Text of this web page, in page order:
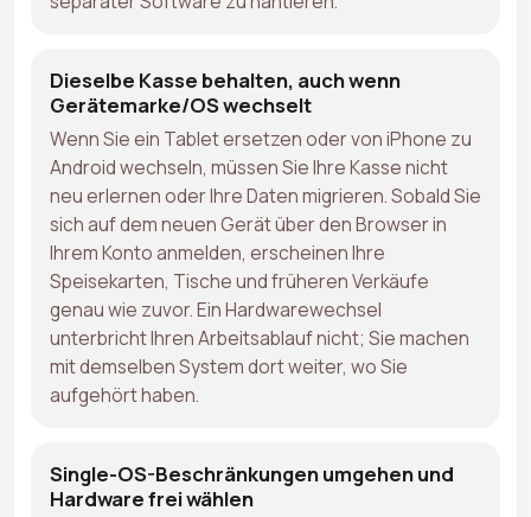
Dieselbe Kasse behalten, auch wenn
Gerätemarke/OS wechselt
Wenn Sie ein Tablet ersetzen oder von iPhone zu
Android wechseln, müssen Sie Ihre Kasse nicht
neu erlernen oder Ihre Daten migrieren. Sobald Sie
sich auf dem neuen Gerät über den Browser in
Ihrem Konto anmelden, erscheinen Ihre
Speisekarten, Tische und früheren Verkäufe
genau wie zuvor. Ein Hardwarewechsel
unterbricht Ihren Arbeitsablauf nicht; Sie machen
mit demselben System dort weiter, wo Sie
aufgehört haben.
Single-OS-Beschränkungen umgehen und
Hardware frei wählen